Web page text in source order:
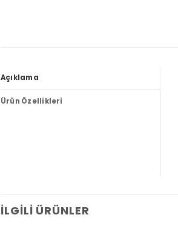
Açıklama
Ürün Özellikleri
İLGILI ÜRÜNLER